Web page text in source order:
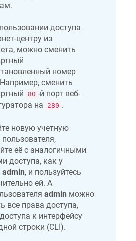
доступа
центру из
можно сменить
номер
сменить
80 -й порт веб-
на
280 .
новую учетную
пользователя,
её с аналогичными
доступа, как у
admin, и пользуйтесь
ей. А
admin можно
все права доступа,
к интерфейсу
строки (CLI).